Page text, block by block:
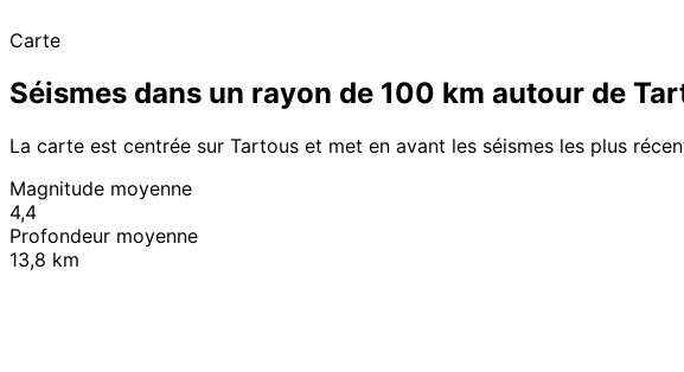
Carte
Séismes dans un rayon de 100 km autour de
La carte est centrée sur Tartous et met en avant les séismes les plus
Magnitude moyenne
4,4
Profondeur moyenne
13,8 km